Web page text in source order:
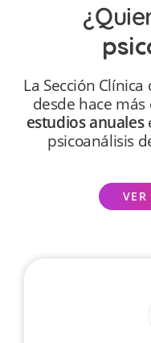
La Sección
desde hace más
estudios anuales
psicoanálisis